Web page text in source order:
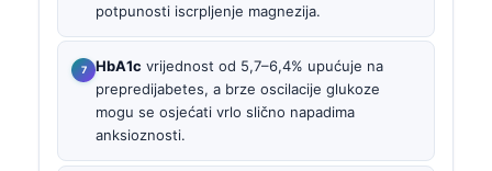
potpunosti iscrpljenje magnezija.
HbA1c vrijednost od 5,7–6,4% upućuje na
prepredijabetes, a brze oscilacije glukoze
mogu se osjećati vrlo slično napadima
anksioznosti.